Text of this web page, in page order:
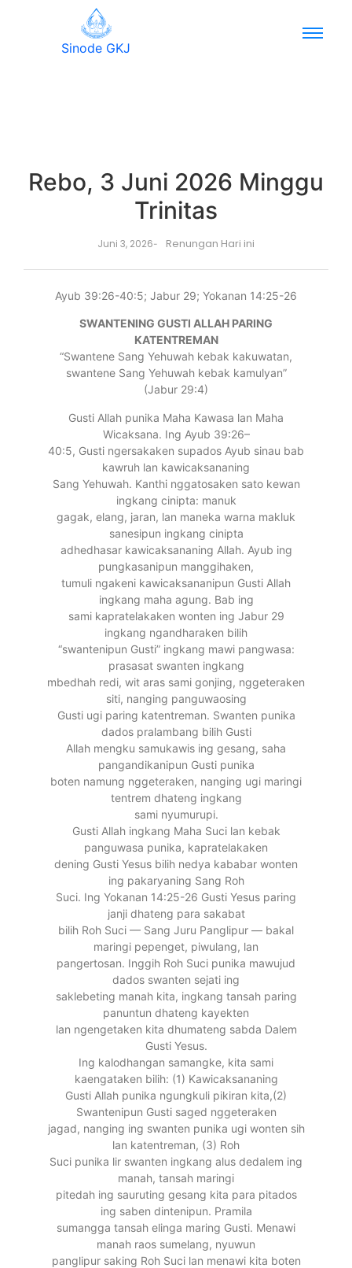
Sinode GKJ
Rebo, 3 Juni 2026 Minggu
Trinitas
Juni 3, 2026- Renungan Hari ini
Ayub 39:26-40:5; Jabur 29; Yokanan 14:25-26
SWANTENING GUSTI ALLAH PARING
KATENTREMAN
“Swantene Sang Yehuwah kebak kakuwatan,
swantene Sang Yehuwah kebak kamulyan”
(Jabur 29:4)
Gusti Allah punika Maha Kawasa lan Maha
Wicaksana. Ing Ayub 39:26–
40:5, Gusti ngersakaken supados Ayub sinau bab
kawruh lan kawicaksananing
Sang Yehuwah. Kanthi nggatosaken sato kewan
ingkang cinipta: manuk
gagak, elang, jaran, lan maneka warna makluk
sanesipun ingkang cinipta
adhedhasar kawicaksananing Allah. Ayub ing
pungkasanipun manggihaken,
tumuli ngakeni kawicaksananipun Gusti Allah
ingkang maha agung. Bab ing
sami kapratelakaken wonten ing Jabur 29
ingkang ngandharaken bilih
“swantenipun Gusti” ingkang mawi pangwasa:
prasasat swanten ingkang
mbedhah redi, wit aras sami gonjing, nggeteraken
siti, nanging panguwaosing
Gusti ugi paring katentreman. Swanten punika
dados pralambang bilih Gusti
Allah mengku samukawis ing gesang, saha
pangandikanipun Gusti punika
boten namung nggeteraken, nanging ugi maringi
tentrem dhateng ingkang
sami nyumurupi.
Gusti Allah ingkang Maha Suci lan kebak
panguwasa punika, kapratelakaken
dening Gusti Yesus bilih nedya kababar wonten
ing pakaryaning Sang Roh
Suci. Ing Yokanan 14:25-26 Gusti Yesus paring
janji dhateng para sakabat
bilih Roh Suci — Sang Juru Panglipur — bakal
maringi pepenget, piwulang, lan
pangertosan. Inggih Roh Suci punika mawujud
dados swanten sejati ing
saklebeting manah kita, ingkang tansah paring
panuntun dhateng kayekten
lan ngengetaken kita dhumateng sabda Dalem
Gusti Yesus.
Ing kalodhangan samangke, kita sami
kaengataken bilih: (1) Kawicaksananing
Gusti Allah punika ngungkuli pikiran kita,(2)
Swantenipun Gusti saged nggeteraken
jagad, nanging ing swanten punika ugi wonten sih
lan katentreman, (3) Roh
Suci punika lir swanten ingkang alus dedalem ing
manah, tansah maringi
pitedah ing sauruting gesang kita para pitados
ing saben dintenipun. Pramila
sumangga tansah elinga maring Gusti. Menawi
manah raos sumelang, nyuwun
panglipur saking Roh Suci lan menawi kita boten